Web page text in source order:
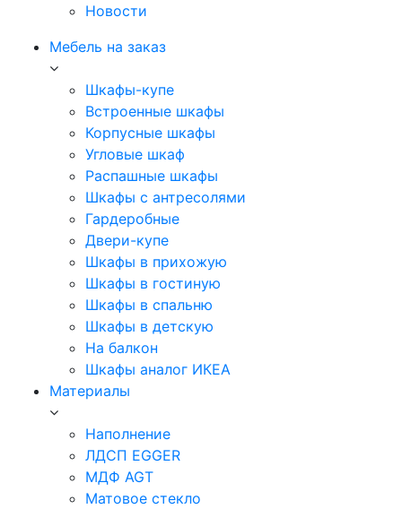
Новости
Мебель на заказ
Шкафы-купе
Встроенные шкафы
Корпусные шкафы
Угловые шкаф
Распашные шкафы
Шкафы с антресолями
Гардеробные
Двери-купе
Шкафы в прихожую
Шкафы в гостиную
Шкафы в спальню
Шкафы в детскую
На балкон
Шкафы аналог ИКЕА
Материалы
Наполнение
ЛДСП EGGER
МДФ AGT
Матовое стекло